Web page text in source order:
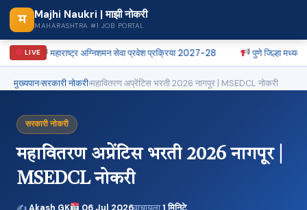
म Majhi Naukri | माझी नोकरी
MAHARASHTRA #1 JOB PORTAL
LIVE
महाराष्ट्र अग्निशमन सेवा प्रवेश प्रक्रिया 2027-28 पुणे जिल्हा मध्यवर्ती
मुख्यपान›सरकारी नोकरी›महावितरण अप्रेंटिस भरती 2026 नागपूर | MSEDCL नोकरी
सरकारी नोकरी
महावितरण अप्रेंटिस भरती 2026 नागपूर |
MSEDCL नोकरी
✍Akash GK 06 Jul 2026वाचायला1 मिनिटे